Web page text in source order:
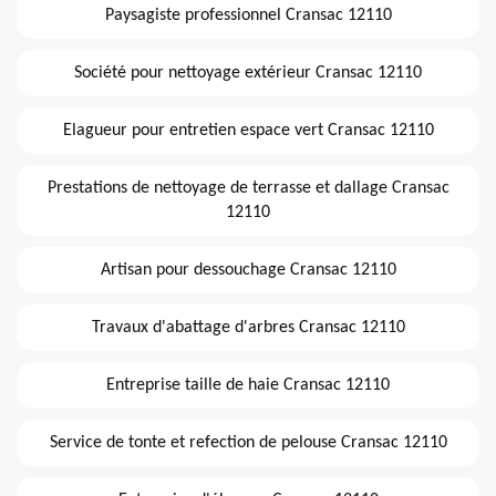
Paysagiste professionnel Cransac 12110
Société pour nettoyage extérieur Cransac 12110
Elagueur pour entretien espace vert Cransac 12110
Prestations de nettoyage de terrasse et dallage Cransac
12110
Artisan pour dessouchage Cransac 12110
Travaux d'abattage d'arbres Cransac 12110
Entreprise taille de haie Cransac 12110
Service de tonte et refection de pelouse Cransac 12110